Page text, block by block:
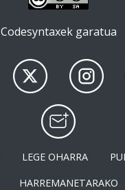
Codesyntaxek garatua
LEGE OHARRA
HARREMANETARAKO